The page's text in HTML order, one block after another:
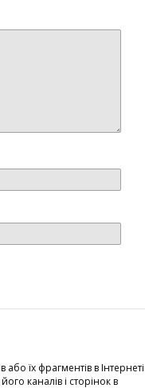
їх фрагментів в Інтернеті
каналів і сторінок в